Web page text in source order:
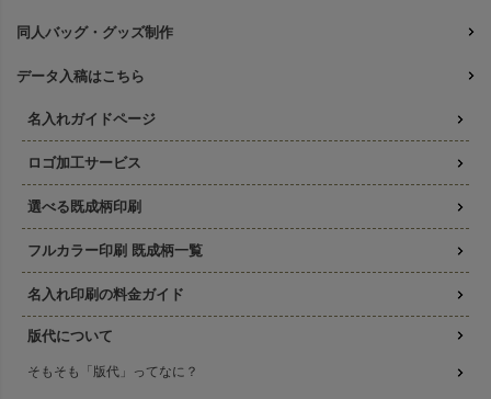
同人バッグ・グッズ制作
データ入稿はこちら
名入れガイドページ
ロゴ加工サービス
選べる既成柄印刷
フルカラー印刷 既成柄一覧
名入れ印刷の料金ガイド
版代について
そもそも「版代」ってなに？